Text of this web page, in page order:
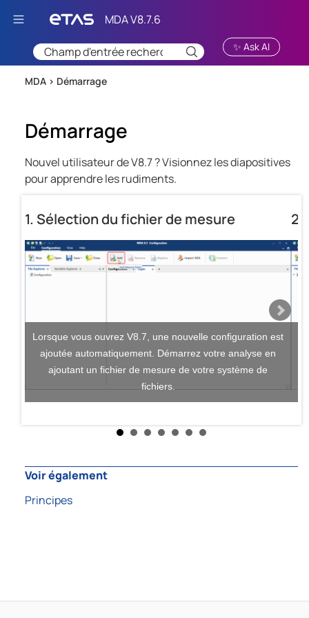
Passer au contenu principal
✨ Ask AI
MDA > Démarrage
Démarrage
Nouvel utilisateur deV8.7? Visionnez les diapositives
pour apprendre les rudiments.
1. Sélection du fichier de mesure
Lorsque vous ouvrez V8.7, une nouvelle configuration est
ajoutée automatiquement. Démarrez votre analyse en
ajoutant un fichier de mesure de votre système de
fichiers.
2.
Voir également
Principes